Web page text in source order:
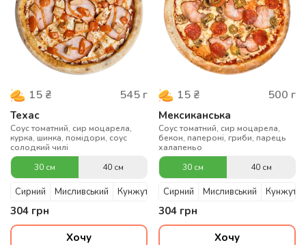
15 ₴ 545 г
Техас
Соус томатний, сир моцарела,
курка, шинка, помідори, соус
солодкий чилі
30 см
40 см
Сирний Мисливський Кунжутний
304 грн
Хочу
15 ₴ 500 г
Мексиканська
Соус томатний, сир моцарела,
бекон, папероні, гриби, парець
халапеньо
30 см
40 см
Сирний Мисливський
304 грн
Хочу